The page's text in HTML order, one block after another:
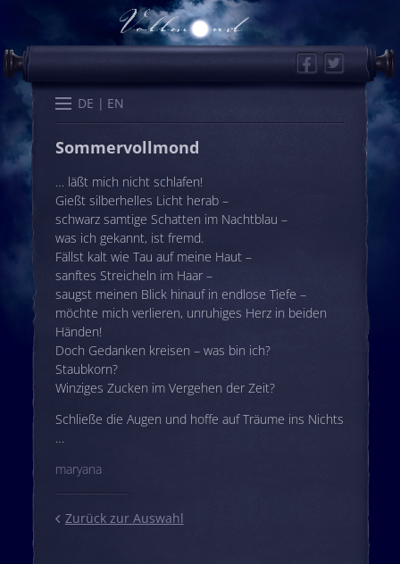
FacebookTwitter
DE EN
Start Kalender Karten
Sommervollmond
… läßt mich nicht schlafen!
Gießt silberhelles Licht herab –
schwarz samtige Schatten im Nachtblau –
was ich gekannt, ist fremd.
Fällst kalt wie Tau auf meine Haut –
sanftes Streicheln im Haar –
saugst meinen Blick hinauf in endlose Tiefe –
möchte mich verlieren, unruhiges Herz in beiden
Händen!
Doch Gedanken kreisen – was bin ich?
Staubkorn?
Winziges Zucken im Vergehen der Zeit?
Schließe die Augen und hoffe auf Träume ins Nichts
…
maryana
Zurück zur Auswahl